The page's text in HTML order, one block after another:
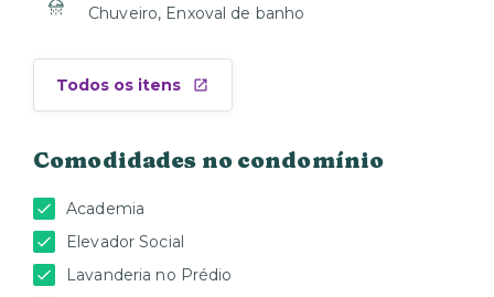
Chuveiro, Enxoval de banho
Todos os itens
Comodidades no condomínio
Academia
Elevador Social
Lavanderia no Prédio